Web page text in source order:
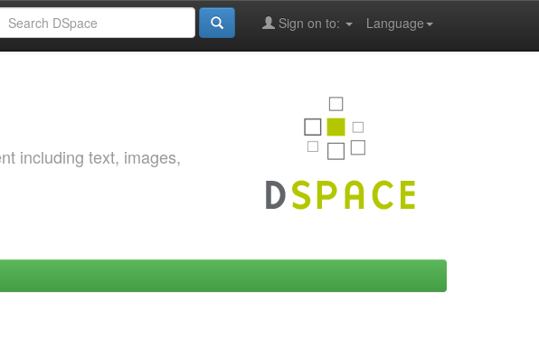
Language
Sign on to:
including text, images,